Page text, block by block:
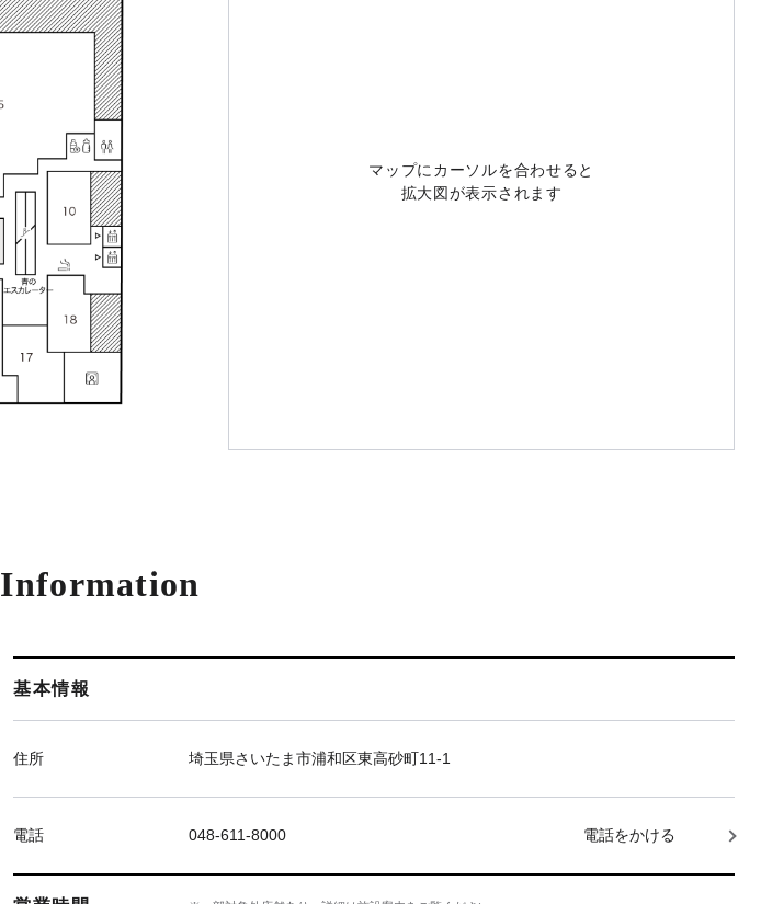
マップにカーソルを合わせると
拡大図が表示されます
Information
基本情報
住所 埼玉県さいたま市浦和区東高砂町11-1
電話 048-611-8000 電話をかける